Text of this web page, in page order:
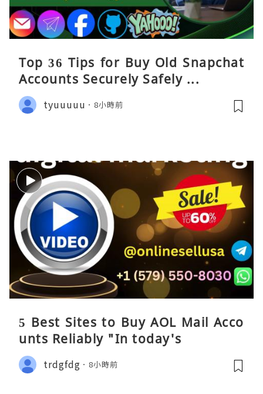
Top 36 Tips for Buy Old Snapchat
Accounts Securely Safely ...
tyuuuuu 8小時前
5 Best Sites to Buy AOL Mail Acco
unts Reliably "In today's
trdgfdg 8小時前